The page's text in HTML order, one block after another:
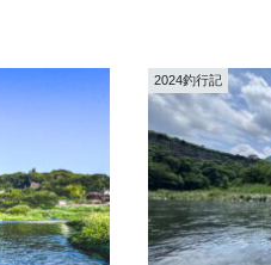
2024釣行記